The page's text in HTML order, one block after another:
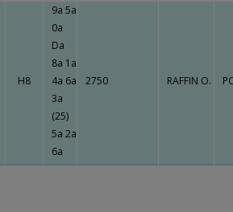
H8
9a 5a
0a
Da
8a 1a
4a 6a
3a
(25)
5a 2a
6a
2750 RAFFIN O.